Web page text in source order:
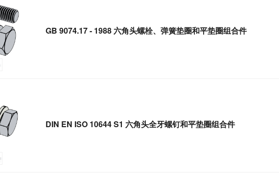
GB 9074.17 - 1988 六角头螺栓、弹簧垫圈和平垫圈组合件
DIN EN ISO 10644 S1 六角头全牙螺钉和平垫圈组合件